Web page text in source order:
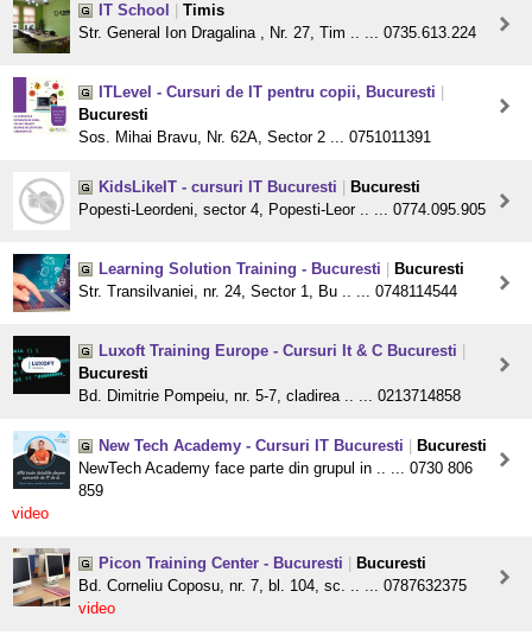
IT School
Timis
Str. General Ion Dragalina , Nr. 27, Tim .. ... 0735.613.224
ITLevel - Cursuri de IT pentru copii, Bucuresti
Bucuresti
Sos. Mihai Bravu, Nr. 62A, Sector 2 ... 0751011391
KidsLikeIT - cursuri IT Bucuresti
Bucuresti
Popesti-Leordeni, sector 4, Popesti-Leor .. ... 0774.095.905
Learning Solution Training - Bucuresti
Bucuresti
Str. Transilvaniei, nr. 24, Sector 1, Bu .. ... 0748114544
Luxoft Training Europe - Cursuri It & C Bucuresti
Bucuresti
Bd. Dimitrie Pompeiu, nr. 5-7, cladirea .. ... 0213714858
New Tech Academy - Cursuri IT Bucuresti
Bucuresti
NewTech Academy face parte din grupul in .. ... 0730 806
859
video
Picon Training Center - Bucuresti
Bucuresti
Bd. Corneliu Coposu, nr. 7, bl. 104, sc. .. ... 0787632375
video